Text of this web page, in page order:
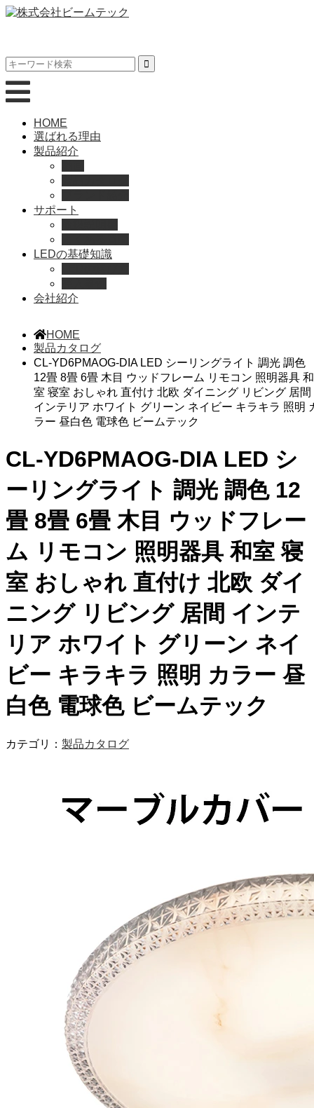
HOME
選ばれる理由
製品紹介
サポート
LEDの基礎知識
会社紹介
HOME
製品カタログ
CL-YD6PMAOG-DIA LED シーリングライト 調光 調色
12畳 8畳 6畳 木目 ウッドフレーム リモコン 照明器具 和
室 寝室 おしゃれ 直付け 北欧 ダイニング リビング 居間
インテリア ホワイト グリーン ネイビー キラキラ 照明
ラー 昼白色 電球色 ビームテック
CL-YD6PMAOG-DIA LED シ
ーリングライト 調光 調色 12
畳 8畳 6畳 木目 ウッドフレー
ム リモコン 照明器具 和室 寝
室 おしゃれ 直付け 北欧 ダイ
ニング リビング 居間 インテ
リア ホワイト グリーン ネイ
ビー キラキラ 照明 カラー 昼
白色 電球色 ビームテック
カテゴリ： 製品カタログ